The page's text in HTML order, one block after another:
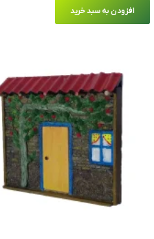
افزودن به سبد خرید